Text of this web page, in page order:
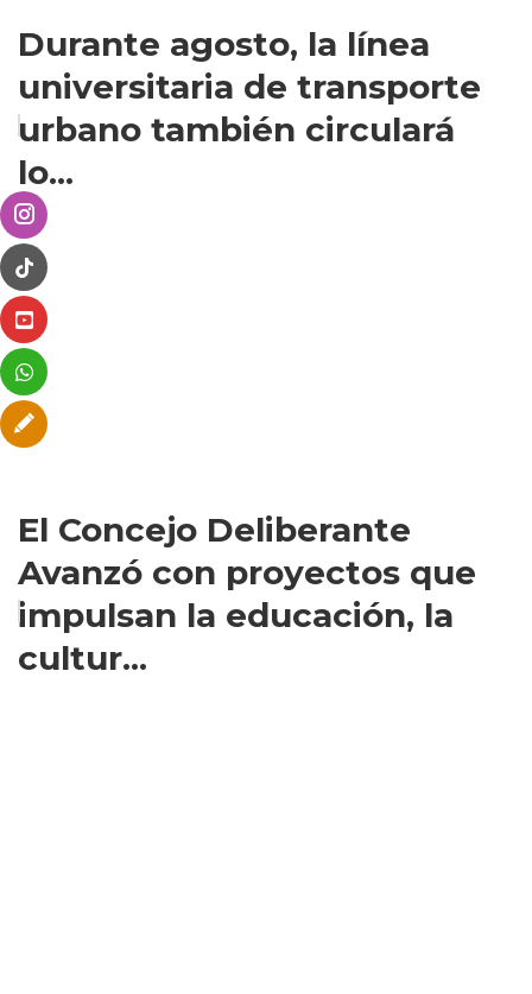
Durante agosto, la línea
universitaria de transporte
urbano también circulará
lo...
El Concejo Deliberante
Avanzó con proyectos que
impulsan la educación, la
cultur...